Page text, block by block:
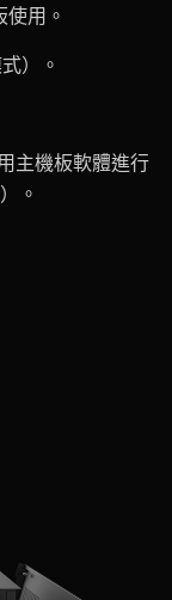
用。
）。
主機板軟體進行
。